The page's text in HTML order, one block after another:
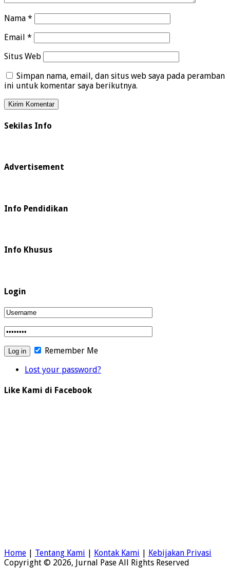
Nama *
Email *
Situs Web
Simpan nama, email, dan situs web saya pada peramban
ini untuk komentar saya berikutnya.
Sekilas Info
Advertisement
Info Pendidikan
Info Khusus
Login
Remember Me
Lost your password?
Like Kami di Facebook
Home | Tentang Kami | Kontak Kami | Kebijakan Privasi
Copyright © 2026, Jurnal Pase All Rights Reserved